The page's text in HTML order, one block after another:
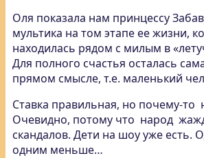
Оля показала нам принцессу
мультика на том этапе ее жизни,
находилась рядом с милым в
Для полного счастья осталась
прямом смысле, т.е. маленький
Ставка правильная, но почему-то
Очевидно, потому что народ
скандалов. Дети на шоу уже есть.
одним меньше…